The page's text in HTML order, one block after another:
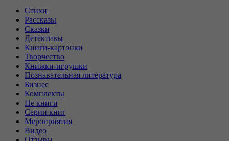
Стихи
Рассказы
Сказки
Детективы
Книги-картонки
Творчество
Книжки-игрушки
Познавательная литература
Бизнес
Комплекты
Не книги
Серии книг
Мероприятия
Видео